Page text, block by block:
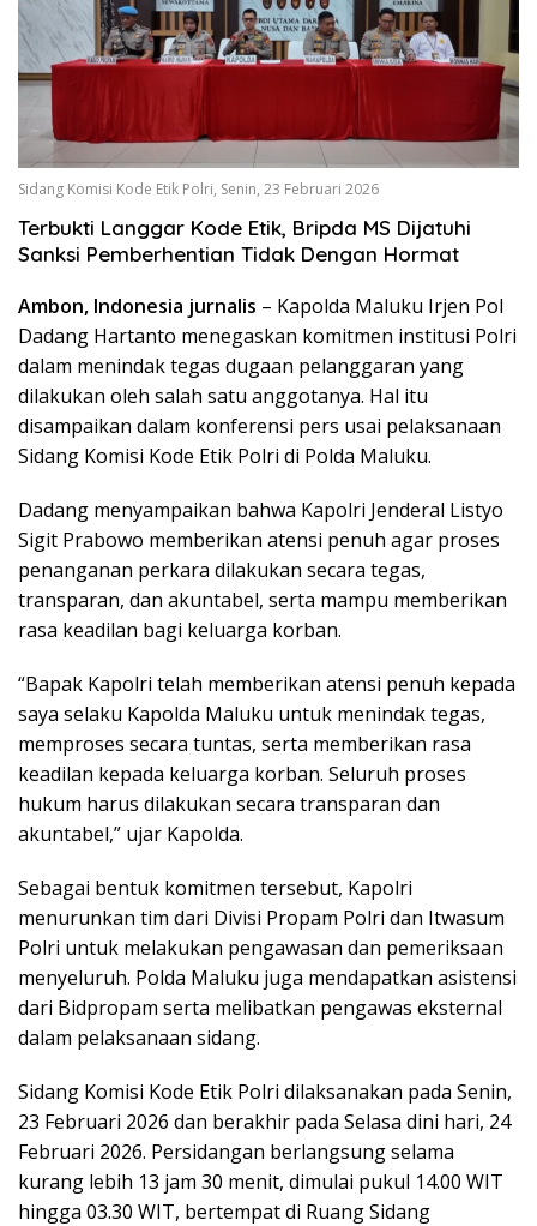
Sidang Komisi Kode Etik Polri, Senin, 23 Februari 2026
Terbukti Langgar Kode Etik, Bripda MS Dijatuhi
Sanksi Pemberhentian Tidak Dengan Hormat
Ambon, Indonesia jurnalis – Kapolda Maluku Irjen Pol
Dadang Hartanto menegaskan komitmen institusi Polri
dalam menindak tegas dugaan pelanggaran yang
dilakukan oleh salah satu anggotanya. Hal itu
disampaikan dalam konferensi pers usai pelaksanaan
Sidang Komisi Kode Etik Polri di Polda Maluku.
Dadang menyampaikan bahwa Kapolri Jenderal Listyo
Sigit Prabowo memberikan atensi penuh agar proses
penanganan perkara dilakukan secara tegas,
transparan, dan akuntabel, serta mampu memberikan
rasa keadilan bagi keluarga korban.
“Bapak Kapolri telah memberikan atensi penuh kepada
saya selaku Kapolda Maluku untuk menindak tegas,
memproses secara tuntas, serta memberikan rasa
keadilan kepada keluarga korban. Seluruh proses
hukum harus dilakukan secara transparan dan
akuntabel,” ujar Kapolda.
Sebagai bentuk komitmen tersebut, Kapolri
menurunkan tim dari Divisi Propam Polri dan Itwasum
Polri untuk melakukan pengawasan dan pemeriksaan
menyeluruh. Polda Maluku juga mendapatkan asistensi
dari Bidpropam serta melibatkan pengawas eksternal
dalam pelaksanaan sidang.
Sidang Komisi Kode Etik Polri dilaksanakan pada Senin,
23 Februari 2026 dan berakhir pada Selasa dini hari, 24
Februari 2026. Persidangan berlangsung selama
kurang lebih 13 jam 30 menit, dimulai pukul 14.00 WIT
hingga 03.30 WIT, bertempat di Ruang Sidang